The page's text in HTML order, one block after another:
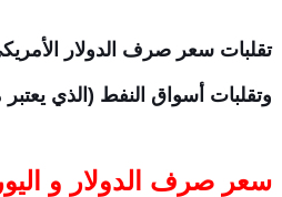
تقلبات سعر صرف الدولار الأمريكي
وتقلبات أسواق النفط (الذي
سعر صرف الدولار و اليورو